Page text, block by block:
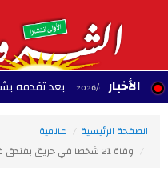
الأخبار بعد تقدمه
الصفحة الرئيسية
عالمية
وفاة 21 شخصا في حريق بفندق في العاصمة الهندية